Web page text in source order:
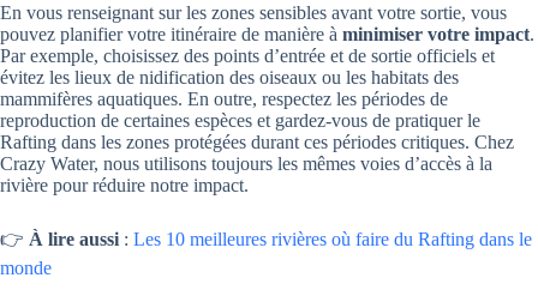
En vous renseignant sur les zones sensibles avant votre sortie, vous
pouvez planifier votre itinéraire de manière à minimiser votre impact.
Par exemple, choisissez des points d’entrée et de sortie officiels et
évitez les lieux de nidification des oiseaux ou les habitats des
mammifères aquatiques. En outre, respectez les périodes de
reproduction de certaines espèces et gardez-vous de pratiquer le
Rafting dans les zones protégées durant ces périodes critiques. Chez
Crazy Water, nous utilisons toujours les mêmes voies d’accès à la
rivière pour réduire notre impact.
👉 À lire aussi : Les 10 meilleures rivières où faire du Rafting dans le
monde